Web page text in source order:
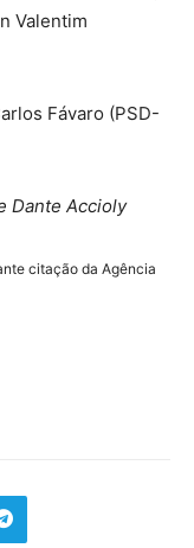
Valentim
Fávaro (PSD-
Dante Accioly
citação da Agência